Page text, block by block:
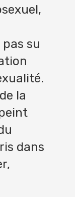
su
la
dans